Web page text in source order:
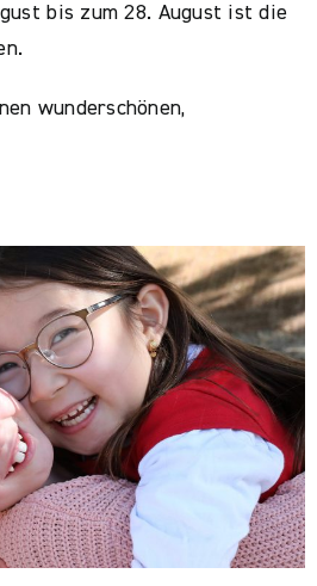
bis zum 28. August ist die
wunderschönen,